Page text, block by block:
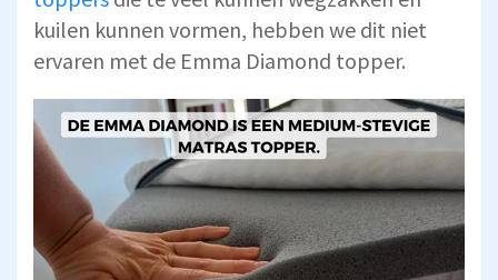
kuilen kunnen vormen, hebben we dit niet
ervaren met de Emma Diamond topper.